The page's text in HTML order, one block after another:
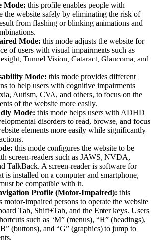
Mode: this profile enables people with
the website safely by eliminating the risk of
from flashing or blinking animations and
Mode: this mode adjusts the website for
of users with visual impairments such as
Tunnel Vision, Cataract, Glaucoma, and
Mode: this mode provides different
to help users with cognitive impairments
Autism, CVA, and others, to focus on the
of the website more easily.
Mode: this mode helps users with ADHD
disorders to read, browse, and focus
elements more easily while significantly
this mode configures the website to be
screen-readers such as JAWS, NVDA,
TalkBack. A screen-reader is software for
is installed on a computer and smartphone,
be compatible with it.
Profile (Motor-Impaired): this
motor-impaired persons to operate the website
Tab, Shift+Tab, and the Enter keys. Users
such as “M” (menus), “H” (headings),
(buttons), and “G” (graphics) to jump to